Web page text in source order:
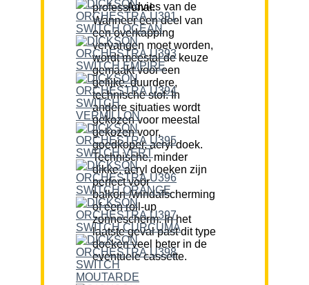
Advies van de professional:
Wanneer een deel van
een overkapping
vervangen moet worden,
wordt meestal de keuze
gemaakt voor een
gelijke, duurdere,
technische stof. In
andere situaties wordt
gekozen voor meestal
gekozen voor,
goedkoper, acryl doek.
Technische, minder
dikke, acryl doeken zijn
perfect voor
balkon-/windafscherming
of een roll-up
zonnescherm. In het
laatste geval past dit type
doeken veel beter in de
eventuele cassette.